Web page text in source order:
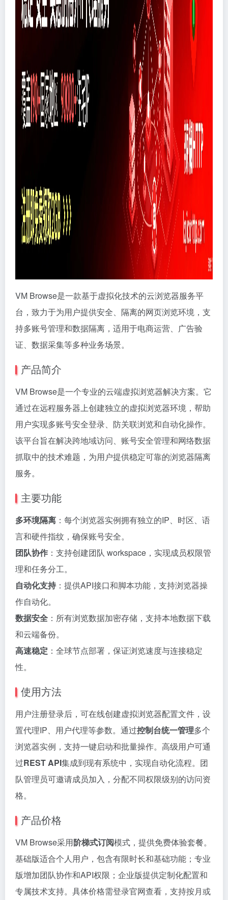
VM Browse是一款基于虚拟化技术的云浏览器服务平
台，致力于为用户提供安全、隔离的网页浏览环境，支
持多账号管理和数据隔离，适用于电商运营、广告验
证、数据采集等多种业务场景。
产品简介
VM Browse是一个专业的云端虚拟浏览器解决方案。它
通过在远程服务器上创建独立的虚拟浏览器环境，帮助
用户实现多账号安全登录、防关联浏览和自动化操作。
该平台旨在解决跨地域访问、账号安全管理和网络数据
抓取中的技术难题，为用户提供稳定可靠的浏览器隔离
服务。
主要功能
多环境隔离 ：每个浏览器实例拥有独立的IP、时区、语
言和硬件指纹，确保账号安全。
团队协作 ：支持创建团队 workspace，实现成员权限管
理和任务分工。
自动化支持 ：提供API接口和脚本功能，支持浏览器操
作自动化。
数据安全 ：所有浏览数据加密存储，支持本地数据下载
和云端备份。
高速稳定 ：全球节点部署，保证浏览速度与连接稳定
性。
使用方法
用户注册登录后，可在线创建虚拟浏览器配置文件，设
置代理IP、用户代理等参数。通过控制台统一管理多个
浏览器实例，支持一键启动和批量操作。高级用户可通
过REST API集成到现有系统中，实现自动化流程。团
队管理员可邀请成员加入，分配不同权限级别的访问资
格。
产品价格
VM Browse采用阶梯式订阅模式，提供免费体验套餐。
基础版适合个人用户，包含有限时长和基础功能；专业
版增加团队协作和API权限；企业版提供定制化配置和
专属技术支持。具体价格需登录官网查看，支持按月或